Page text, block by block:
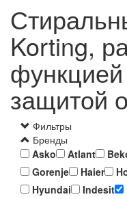
Korting,
защитой
Фильтры
Бренды
Asko
Atlant
Gorenje
Haier
Hyundai
Indesit